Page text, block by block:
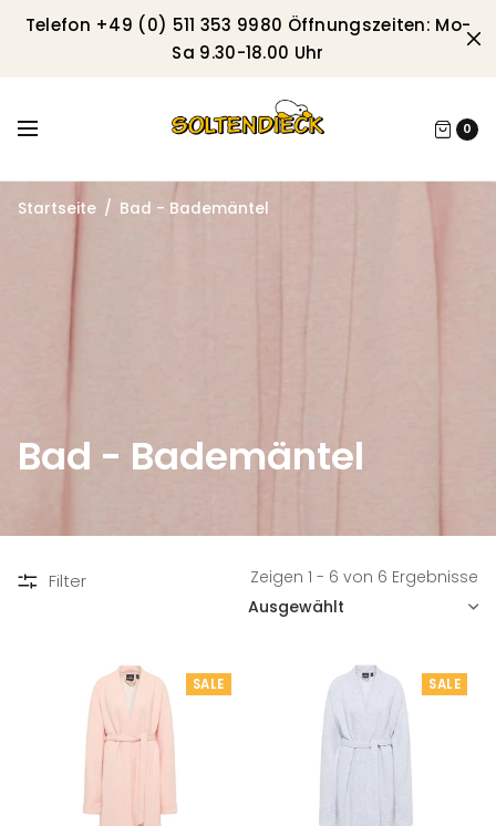
Telefon +49 (0) 511 353 9980 Öffnungszeiten: Mo-
Sa 9.30-18.00 Uhr
0
Startseite / Bad - Bademäntel
Bad - Bademäntel
Filter Zeigen 1 - 6 von 6 Ergebnisse
SORTIEREN
SALE SALE